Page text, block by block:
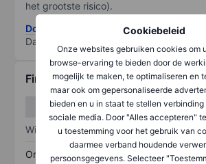
Cookiebeleid
Onze websites gebruiken cookies om
browse-ervaring te bieden door de
mogelijk te maken, te optimaliseren en
maar ook om gepersonaliseerde
bieden en u in staat te stellen
sociale media. Door "Alles accepteren"
u toestemming voor het gebruik van
daarmee verband houdende
persoonsgegevens. Selecteer
het grootste risico).
Download de ESG-risicomethodologie
Data provided by
Financiële gegevens
Winst/verlies
Omzet